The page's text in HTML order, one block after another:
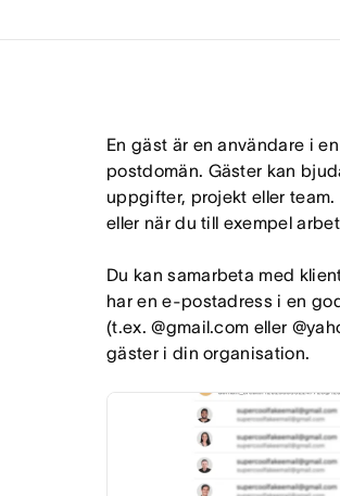
En gäst är en användare i
postdomän. Gäster kan
uppgifter, projekt eller
eller när du till exempel
Du kan samarbeta med
har en e-postadress i en
(t.ex. @gmail.com eller
gäster i din organisation.